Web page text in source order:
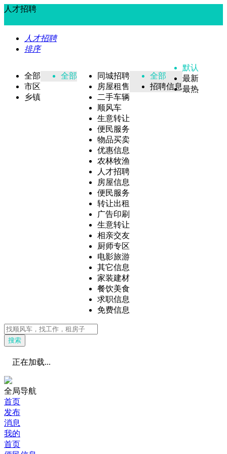
人才招聘
人才招聘
排序
全部
市区
乡镇
全部
同城招聘
房屋租售
二手车辆
顺风车
生意转让
便民服务
物品买卖
优惠信息
农林牧渔
人才招聘
房屋信息
便民服务
转让出租
广告印刷
生意转让
相亲交友
厨师专区
电影旅游
其它信息
家装建材
餐饮美食
求职信息
免费信息
全部
招聘信息
默认
最新
最热
搜索
正在加载...
全局导航
首页
发布
消息
我的
首页